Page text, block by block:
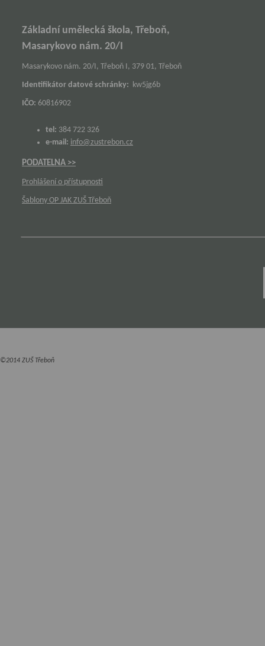
Základní umělecká škola, Třeboň,
Masarykovo nám. 20/I
Masarykovo nám. 20/I, Třeboň I, 379 01, Třeboň
Identifikátor datové schránky: kw5jg6b
IČO: 60816902
tel: 384 722 326
e-mail: info@zustrebon.cz
PODATELNA >>
Prohlášení o přístupnosti
Šablony OP JAK ZUŠ Třeboň
©2014 ZUŠ Třeboň